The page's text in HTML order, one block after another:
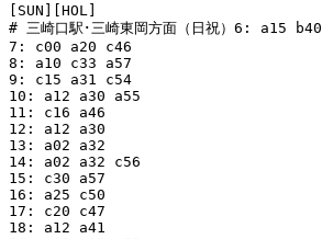
[SUN][HOL]
# 三崎口駅･三崎東岡方面（日祝）6: a15 b40
7: c00 a20 c46
8: a10 c33 a57
9: c15 a31 c54
10: a12 a30 a55
11: c16 a46
12: a12 a30
13: a02 a32
14: a02 a32 c56
15: c30 a57
16: a25 c50
17: c20 c47
18: a12 a41